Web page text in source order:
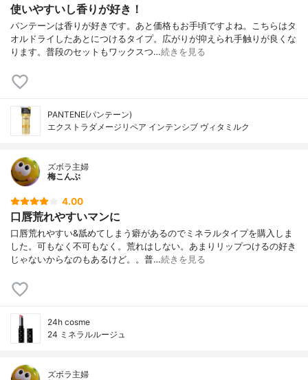
使いやすいし香りが好き！
パンテーンは香りが好きです。あと価格もお手頃ですよね。こちらはタ
オルドライしたあとにつけるタイプ。広がりが抑えられ手触りが良くな
ります。普段のセットもワックスつ…続きを見る
PANTENE(パンテーン)
エクストラダメージリペア インテンシブ ヴィタミルク
ズボラ主婦
梅こんぶ
4.00
口唇荒れやすいマンに
口唇荒れやすい&舐めてしまう癖があるのでミネラルタイプを購入しま
した。可もなく不可もなく。荒れはしない。あまりリップつけるの好き
じゃないからなのもあるけど。。普…続きを見る
24h cosme
24 ミネラルルージュ
ズボラ主婦